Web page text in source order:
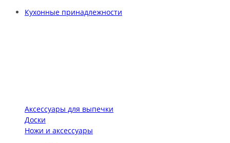
Кухонные принадлежности
Аксессуары для выпечки
Доски
Ножи и аксессуары